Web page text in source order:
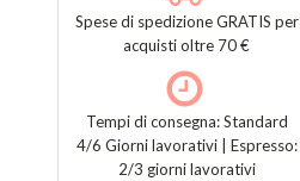
Spese di spedizione GRATIS per
acquisti oltre 70 €
Tempi di consegna: Standard
4/6 Giorni lavorativi | Espresso:
2/3 giorni lavorativi